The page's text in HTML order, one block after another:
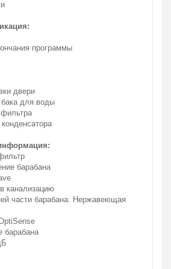
программы
двери
бака для воды
фильтра
барабана
канализацию
части барабана: Нержавеющая
барабана